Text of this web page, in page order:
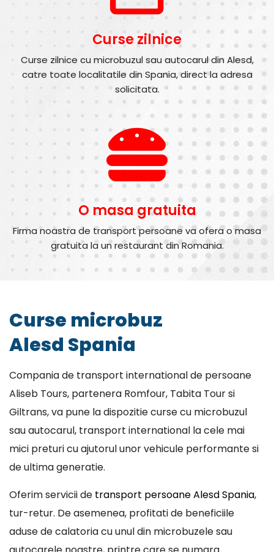
Curse zilnice
Curse zilnice cu microbuzul sau autocarul din Alesd,
catre toate localitatile din Spania, direct la adresa
solicitata.
O masa gratuita
Firma noastra de transport persoane va ofera o masa
gratuita la un restaurant din Romania.
Curse microbuz
Alesd Spania
Compania de transport international de persoane
Aliseb Tours, partenera Romfour, Tabita Tour si
Giltrans, va pune la dispozitie curse cu microbuzul
sau autocarul, transport international la cele mai
mici preturi cu ajutorul unor vehicule performante si
de ultima generatie.
Oferim servicii de transport persoane Alesd Spania,
tur-retur. De asemenea, profitati de beneficiile
aduse de calatoria cu unul din microbuzele sau